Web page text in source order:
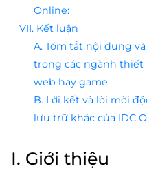
Online:
VII. Kết luận
A. Tóm tắt nội dung
trong các ngành thiết
web hay game:
B. Lời kết và lời mời
lưu trữ khác của IDC
I. Giới thiệu